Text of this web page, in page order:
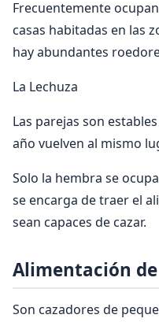
Frecuentemente
casas habitadas en las
hay abundantes
La Lechuza
Las parejas son
año vuelven al mismo
Solo la hembra se
se encarga de traer el
sean capaces de cazar.
Alimentación
Son cazadores de